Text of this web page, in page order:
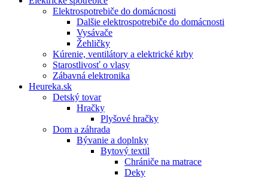
Elektrospotrebiče do domácnosti
Dalšie elektrospotrebiče do domácnosti
Vysávače
Žehličky
Kúrenie, ventilátory a elektrické krby
Starostlivosť o vlasy
Zábavná elektronika
Heureka.sk
Detský tovar
Hračky
Plyšové hračky
Dom a záhrada
Bývanie a doplnky
Bytový textil
Chrániče na matrace
Deky